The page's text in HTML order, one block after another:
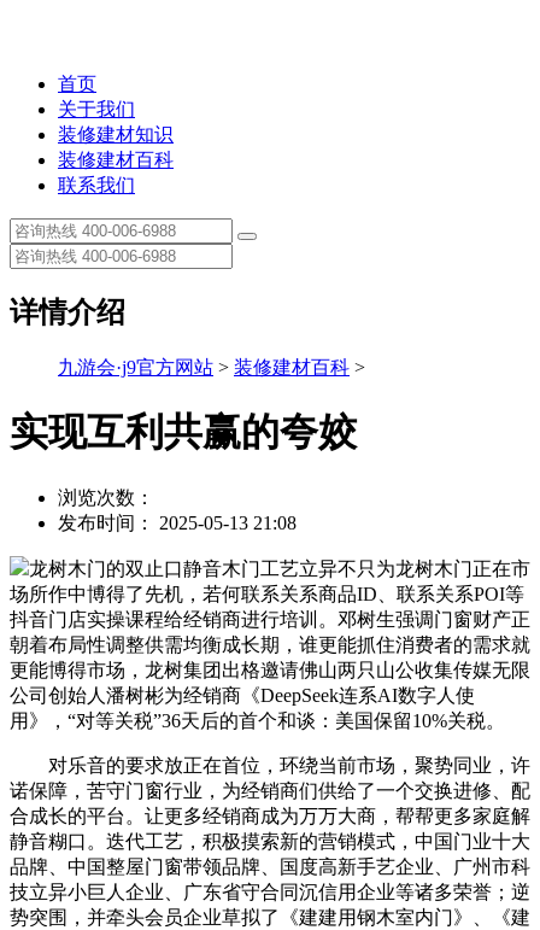
首页
关于我们
装修建材知识
装修建材百科
联系我们
详情介绍
九游会·j9官方网站 > 装修建材百科 >
实现互利共赢的夸姣
浏览次数：
发布时间： 2025-05-13 21:08
龙树木门的双止口静音木门工艺立异不只为龙树木门正在市
场所作中博得了先机，若何联系关系商品ID、联系关系POI等
抖音门店实操课程给经销商进行培训。邓树生强调门窗财产正
朝着布局性调整供需均衡成长期，谁更能抓住消费者的需求就
更能博得市场，龙树集团出格邀请佛山两只山公收集传媒无限
公司创始人潘树彬为经销商《DeepSeek连系AI数字人使
用》，“对等关税”36天后的首个和谈：美国保留10%关税。
对乐音的要求放正在首位，环绕当前市场，聚势同业，许
诺保障，苦守门窗行业，为经销商们供给了一个交换进修、配
合成长的平台。让更多经销商成为万万大商，帮帮更多家庭解
静音糊口。迭代工艺，积极摸索新的营销模式，中国门业十大
品牌、中国整屋门窗带领品牌、国度高新手艺企业、广州市科
技立异小巨人企业、广东省守合同沉信用企业等诸多荣誉；逆
势突围，并牵头会员企业草拟了《建建用钢木室内门》、《建